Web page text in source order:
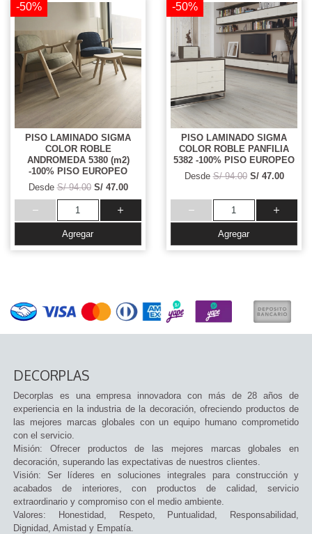
-50%
PISO LAMINADO SIGMA
COLOR ROBLE
ANDROMEDA 5380 (m2)
-100% PISO EUROPEO
DesdeS/ 94.00 S/ 47.00
Agregar
-50%
PISO LAMINADO SIGMA
COLOR ROBLE PANFILIA
5382 -100% PISO EUROPEO
DesdeS/ 94.00 S/ 47.00
Agregar
DECORPLAS
Decorplas es una empresa innovadora con más de 28 años de
experiencia en la industria de la decoración, ofreciendo productos de
las mejores marcas globales con un equipo humano comprometido
con el servicio.
Misión: Ofrecer productos de las mejores marcas globales en
decoración, superando las expectativas de nuestros clientes.
Visión: Ser líderes en soluciones integrales para construcción y
acabados de interiores, con productos de calidad, servicio
extraordinario y compromiso con el medio ambiente.
Valores: Honestidad, Respeto, Puntualidad, Responsabilidad,
Dignidad, Amistad y Empatía.